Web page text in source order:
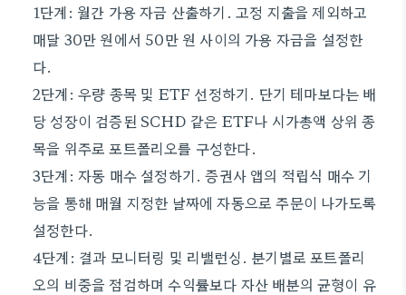
1단계: 월간 가용 자금 산출하기. 고정 지출을 제외하고
매달 30만 원에서 50만 원 사이의 가용 자금을 설정한
다.
2단계: 우량 종목 및 ETF 선정하기. 단기 테마보다는 배
당 성장이 검증된 SCHD 같은 ETF나 시가총액 상위 종
목을 위주로 포트폴리오를 구성한다.
3단계: 자동 매수 설정하기. 증권사 앱의 적립식 매수 기
능을 통해 매월 지정한 날짜에 자동으로 주문이 나가도록
설정한다.
4단계: 결과 모니터링 및 리밸런싱. 분기별로 포트폴리
오의 비중을 점검하며 수익률보다 자산 배분의 균형이 유